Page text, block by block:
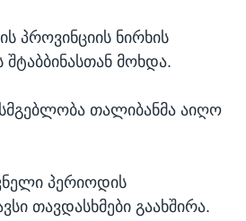
პროვინციის ნირხის
მოხდა.
თალიბანმა აიღო
პერიოდის
თავდასხმები გაახშირა.